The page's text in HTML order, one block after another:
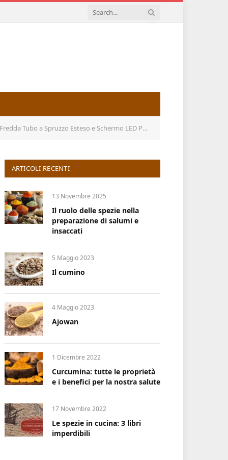
LED Purificatore d’Aria Silenzioso da 9 Litri da Pavimento a G
ARTICOLI RECENTI
13 Novembre 2025
Il ruolo delle spezie nella
preparazione di salumi e
insaccati
5 Maggio 2023
Il cumino
4 Maggio 2023
Ajowan
1 Dicembre 2022
Curcumina: tutte le proprietà
e i benefici per la nostra salute
17 Novembre 2022
Le spezie in cucina: 3 libri
imperdibili